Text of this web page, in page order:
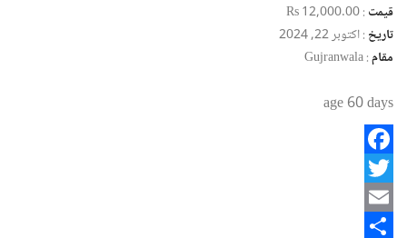
قیمت :
تاریخ :اکتوبر 22, 2024
مقام:
age 60 days
Facebook
Twitter
Email